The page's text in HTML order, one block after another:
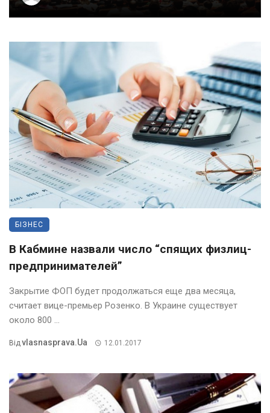
БІЗНЕС
В Кабмине назвали число “спящих физлиц-
предпринимателей”
Закрытие ФОП будет продолжаться еще два месяца,
считает вице-премьер Розенко. В Украине существует
около 800 ...
ВідVlasnasprava.ua 12.01.2017